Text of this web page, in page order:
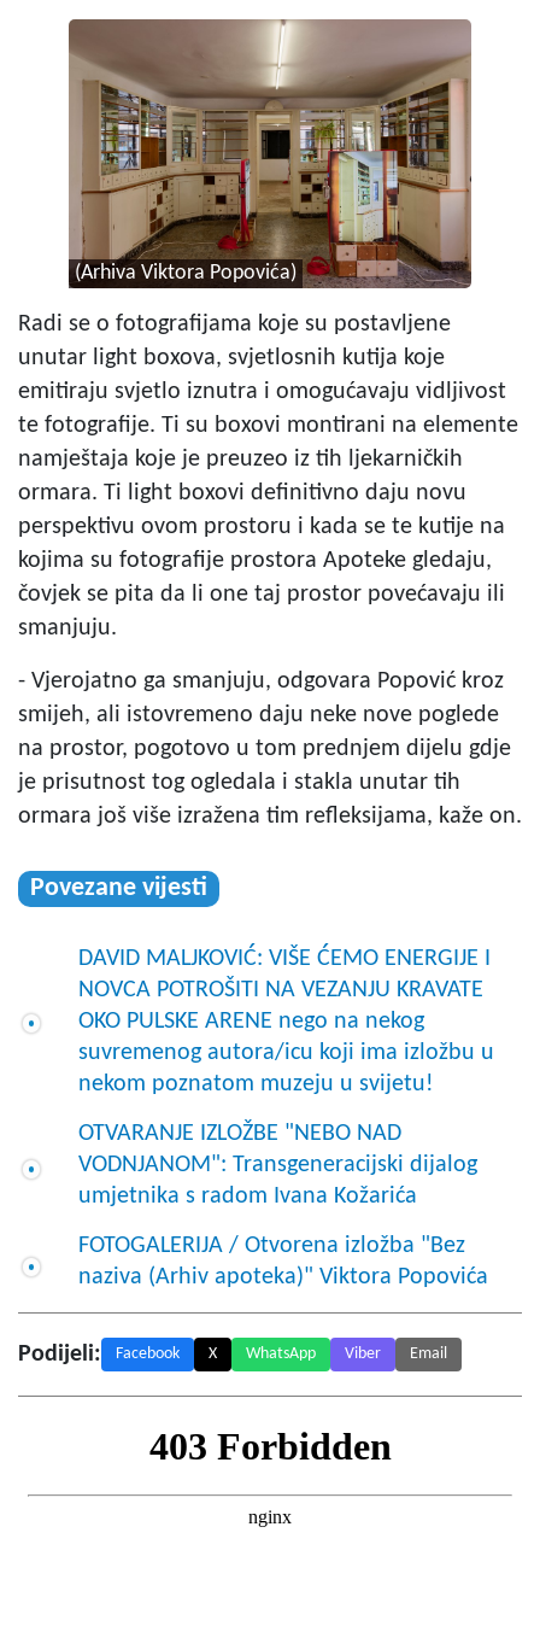
(Arhiva Viktora Popovića)
Radi se o fotografijama koje su postavljene
unutar light boxova, svjetlosnih kutija koje
emitiraju svjetlo iznutra i omogućavaju vidljivost
te fotografije. Ti su boxovi montirani na elemente
namještaja koje je preuzeo iz tih ljekarničkih
ormara. Ti light boxovi definitivno daju novu
perspektivu ovom prostoru i kada se te kutije na
kojima su fotografije prostora Apoteke gledaju,
čovjek se pita da li one taj prostor povećavaju ili
smanjuju.
- Vjerojatno ga smanjuju, odgovara Popović kroz
smijeh, ali istovremeno daju neke nove poglede
na prostor, pogotovo u tom prednjem dijelu gdje
je prisutnost tog ogledala i stakla unutar tih
ormara još više izražena tim refleksijama, kaže on.
Povezane vijesti
DAVID MALJKOVIĆ: VIŠE ĆEMO ENERGIJE I
NOVCA POTROŠITI NA VEZANJU KRAVATE
OKO PULSKE ARENE nego na nekog
suvremenog autora/icu koji ima izložbu u
nekom poznatom muzeju u svijetu!
OTVARANJE IZLOŽBE "NEBO NAD
VODNJANOM": Transgeneracijski dijalog
umjetnika s radom Ivana Kožarića
FOTOGALERIJA / Otvorena izložba "Bez
naziva (Arhiv apoteka)" Viktora Popovića
Podijeli: Facebook X WhatsApp Viber Email